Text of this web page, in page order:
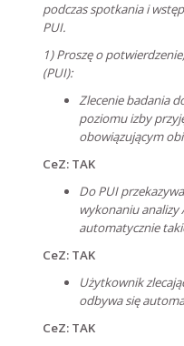
podczas spotkania i
PUI.
1) Proszę o
(PUI):
Zlecenie badania
poziomu izby
obowiązującym
CeZ: TAK
Do PUI
wykonaniu analizy
automatycznie
CeZ: TAK
Użytkownik
odbywa się
CeZ: TAK